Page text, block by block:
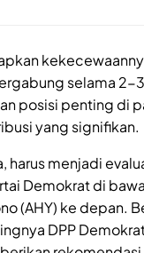
selama 2-
posisi penting di
yang signifikan.
harus menjadi
Demokrat di
(AHY) ke depan.
DPP